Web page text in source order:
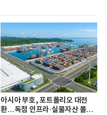
아시아 부호, 포트폴리오 대전
환…독점 인프라·실물자산 몰린